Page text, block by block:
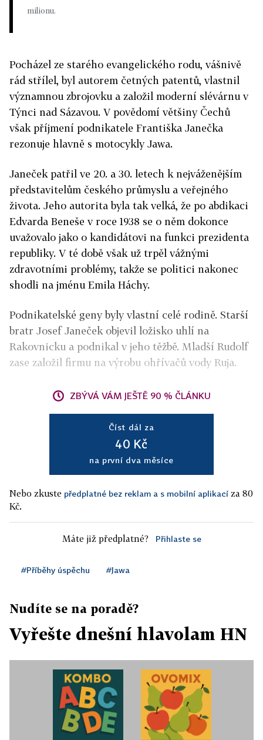
milionu.
Pocházel ze starého evangelického rodu, vášnivě
rád střílel, byl autorem četných patentů, vlastnil
významnou zbrojovku a založil moderní slévárnu v
Týnci nad Sázavou. V povědomí většiny Čechů
však příjmení podnikatele Františka Janečka
rezonuje hlavně s motocykly Jawa.
Janeček patřil ve 20. a 30. letech k nejváženějším
představitelům českého průmyslu a veřejného
života. Jeho autorita byla tak velká, že po abdikaci
Edvarda Beneše v roce 1938 se o něm dokonce
uvažovalo jako o kandidátovi na funkci prezidenta
republiky. V té době však už trpěl vážnými
zdravotními problémy, takže se politici nakonec
shodli na jménu Emila Háchy.
Podnikatelské geny byly vlastní celé rodině. Starší
bratr Josef Janeček objevil ložisko uhlí na
Rakovnicku a podnikal v jeho těžbě. Mladší Rudolf
zase založil firmu na výrobu ohřívačů vody Ruja.
ZBÝVÁ VÁM JEŠTĚ 90 % ČLÁNKU
Číst dál za
40 Kč
na první dva měsíce
Nebo zkuste předplatné bez reklam a s mobilní aplikací za 80
Kč.
Máte již předplatné? Přihlaste se
#Příběhy úspěchu #Jawa
Nudíte se na poradě?
Vyřešte dnešní hlavolam HN